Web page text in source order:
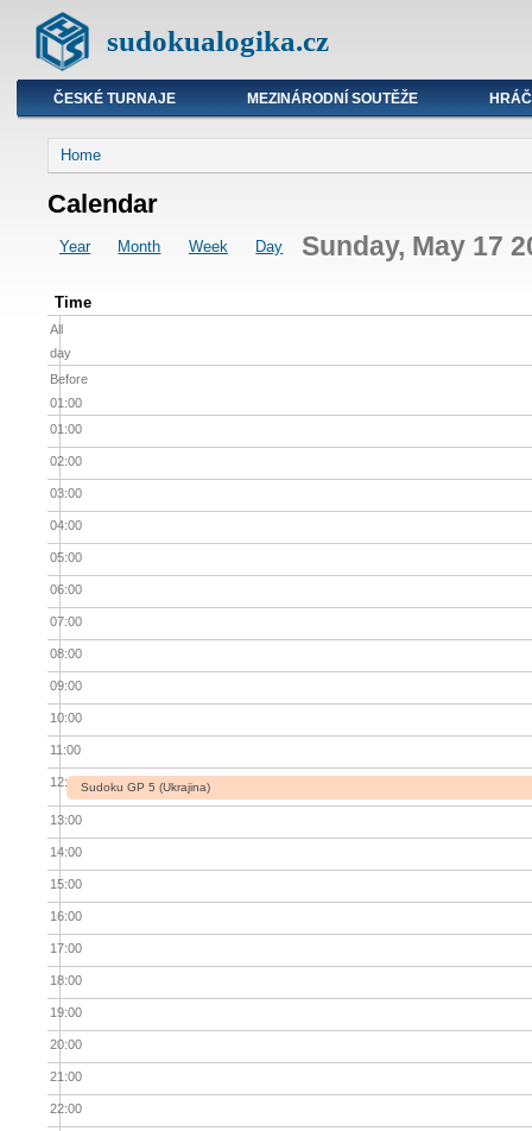
sudokualogika.cz
ČESKÉ TURNAJE MEZINÁRODNÍ SOUTĚŽE
Home
Calendar
Year Month Week Day Sunday, May 17
Time
All
day
Before
01:00
01:00
02:00
03:00
04:00
05:00
06:00
07:00
08:00
09:00
10:00
11:00
12:00Sudoku GP 5 (Ukrajina)
13:00
14:00
15:00
16:00
17:00
18:00
19:00
20:00
21:00
22:00